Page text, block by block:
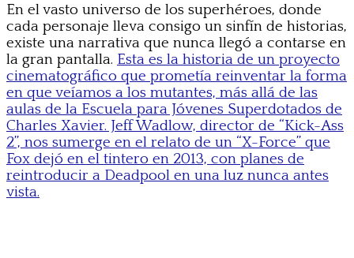
En el vasto universo de los superhéroes, donde
cada personaje lleva consigo un sinfín de historias,
existe una narrativa que nunca llegó a contarse en
la gran pantalla. Esta es la historia de un proyecto
cinematográfico que prometía reinventar la forma
en que veíamos a los mutantes, más allá de las
aulas de la Escuela para Jóvenes Superdotados de
Charles Xavier. Jeff Wadlow, director de “Kick-Ass
2”, nos sumerge en el relato de un “X-Force” que
Fox dejó en el tintero en 2013, con planes de
reintroducir a Deadpool en una luz nunca antes
vista.